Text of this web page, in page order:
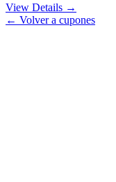
View Details →
← Volver a cupones